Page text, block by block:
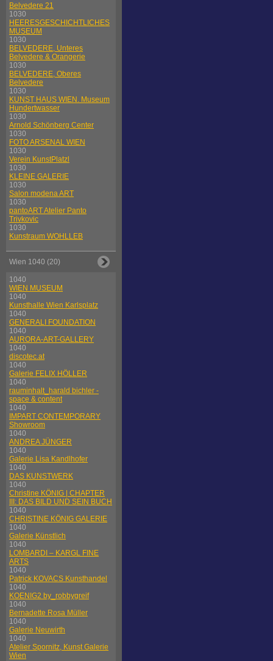
Belvedere 21
1030
HEERESGESCHICHTLICHES
MUSEUM
1030
BELVEDERE, Unteres
Belvedere & Orangerie
1030
BELVEDERE, Oberes
Belvedere
1030
KUNST HAUS WIEN. Museum
Hundertwasser
1030
Arnold Schönberg Center
1030
FOTO ARSENAL WIEN
1030
Verein KunstPlatzl
1030
KLEINE GALERIE
1030
Salon modena ART
1030
pantoART Atelier Panto
Trivkovic
1030
Kunstraum WOHLLEB
Wien 1040 (20)
1040
WIEN MUSEUM
1040
Kunsthalle Wien Karlsplatz
1040
GENERALI FOUNDATION
1040
AURORA-ART-GALLERY
1040
discotec.at
1040
Galerie FELIX HÖLLER
1040
rauminhalt_harald bichler -
space & content
1040
IMPART CONTEMPORARY
Showroom
1040
ANDREA JÜNGER
1040
Galerie Lisa Kandlhofer
1040
DAS KUNSTWERK
1040
Christine KÖNIG | CHAPTER
III: DAS BILD UND SEIN BUCH
1040
CHRISTINE KÖNIG GALERIE
1040
Galerie Künstlich
1040
LOMBARDI – KARGL FINE
ARTS
1040
Patrick KOVACS Kunsthandel
1040
KOENIG2 by_robbygreif
1040
Bernadette Rosa Müller
1040
Galerie Neuwirth
1040
Atelier Spornitz, Kunst Galerie
Wien